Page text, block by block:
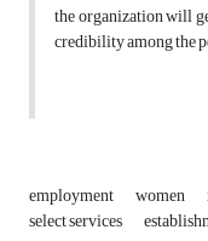
the organization will
credibility among the
employment women
select services